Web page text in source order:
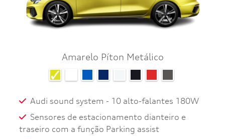
Amarelo Píton Metálico
Audi sound system - 10 alto-falantes 180W
Sensores de estacionamento dianteiro e
traseiro com a função Parking assist